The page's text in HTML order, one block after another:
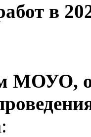
в
МОУО,